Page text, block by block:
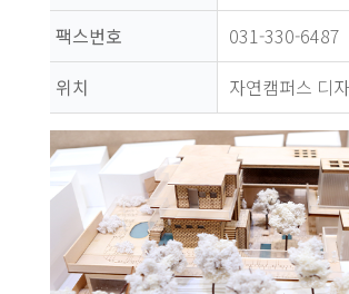
팩스번호
031-330-6487
위치
자연캠퍼스 디